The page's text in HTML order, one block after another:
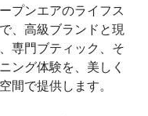
プンエアのライフス
、高級ブランドと現
専門ブティック、そ
ング体験を、美しく
間で提供します。